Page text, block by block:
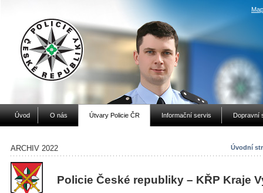
Úvod O nás Útvary Policie ČR Informační servis Dopravní
Úvodní
ARCHIV 2022
Policie České republiky – KŘP Kraje